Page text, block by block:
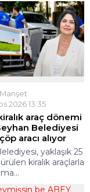
Manşet
2026 13:35
araç dönemi
Belediyesi
aracı alıyor
yaklaşık 25
kiralık araçlarla